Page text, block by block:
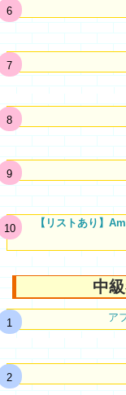
【リストあり】
中
ア